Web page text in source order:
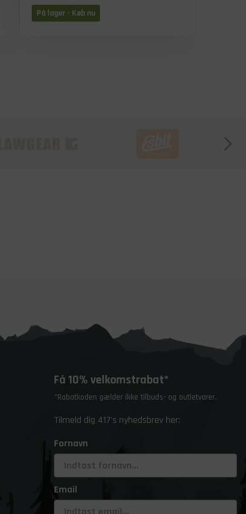
På lager - Køb nu
Få 10% velkomstrabat*
*Rabatkoden gælder ikke tilbuds- og outletvarer.
Tilmeld dig 417's nyhedsbrev her:
Fornavn
Email